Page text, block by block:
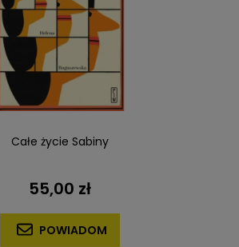
Całe życie Sabiny
55,00 zł
POWIADOM